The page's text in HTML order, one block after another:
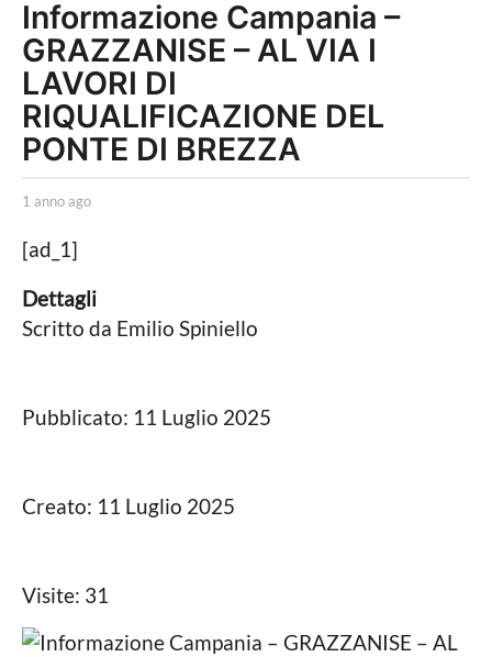
a
n
n
o
a
g
o
a
n
n
g
Informazione Campania –
GRAZZANISE – AL VIA I
LAVORI DI
RIQUALIFICAZIONE DEL
PONTE DI BREZZA
b
r
e
d
a
z
e
f
o
z
i
o
1 anno ago
a
g
[ad_1]
Dettagli
Scritto da Emilio Spiniello
Pubblicato: 11 Luglio 2025
Creato: 11 Luglio 2025
Visite: 31